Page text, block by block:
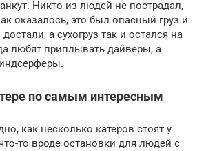
Никто из людей не пострадал,
оказалось, это был опасный груз и
а сухогруз так и остался на
любят приплывать дайверы, а
по самым интересным
как несколько катеров стоят у
то вроде остановки для людей с